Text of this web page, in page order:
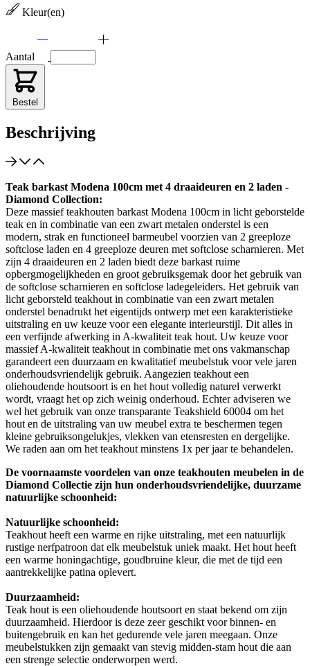
Kleur(en)
Aantal
Bestel
Beschrijving
Teak barkast Modena 100cm met 4 draaideuren en 2 laden -
Diamond Collection:
Deze massief teakhouten barkast Modena 100cm in licht geborstelde
teak en in combinatie van een zwart metalen onderstel is een
modern, strak en functioneel barmeubel voorzien van 2 greeploze
softclose laden en 4 greeploze deuren met softclose scharnieren. Met
zijn 4 draaideuren en 2 laden biedt deze barkast ruime
opbergmogelijkheden en groot gebruiksgemak door het gebruik van
de softclose scharnieren en softclose ladegeleiders. Het gebruik van
licht geborsteld teakhout in combinatie van een zwart metalen
onderstel benadrukt het eigentijds ontwerp met een karakteristieke
uitstraling en uw keuze voor een elegante interieurstijl. Dit alles in
een verfijnde afwerking in A-kwaliteit teak hout. Uw keuze voor
massief A-kwaliteit teakhout in combinatie met ons vakmanschap
garandeert een duurzaam en kwalitatief meubelstuk voor vele jaren
onderhoudsvriendelijk gebruik. Aangezien teakhout een
oliehoudende houtsoort is en het hout volledig naturel verwerkt
wordt, vraagt het op zich weinig onderhoud. Echter adviseren we
wel het gebruik van onze transparante Teakshield 60004 om het
hout en de uitstraling van uw meubel extra te beschermen tegen
kleine gebruiksongelukjes, vlekken van etensresten en dergelijke.
We raden aan om het teakhout minstens 1x per jaar te behandelen.
De voornaamste voordelen van onze teakhouten meubelen in de
Diamond Collectie zijn hun onderhoudsvriendelijke, duurzame
natuurlijke schoonheid:
Natuurlijke schoonheid:
Teakhout heeft een warme en rijke uitstraling, met een natuurlijk
rustige nerfpatroon dat elk meubelstuk uniek maakt. Het hout heeft
een warme honingachtige, goudbruine kleur, die met de tijd een
aantrekkelijke patina oplevert.
Duurzaamheid:
Teak hout is een oliehoudende houtsoort en staat bekend om zijn
duurzaamheid. Hierdoor is deze zeer geschikt voor binnen- en
buitengebruik en kan het gedurende vele jaren meegaan. Onze
meubelstukken zijn gemaakt van stevig midden-stam hout die aan
een strenge selectie onderworpen werd.